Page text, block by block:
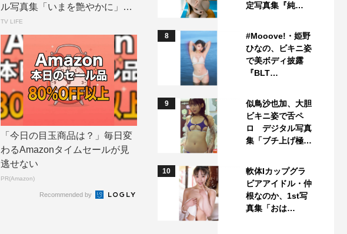
ル写真集「いまを艶やかに」誌
面カット公開 |...
TV LIFE
「今日の目玉商品は？」毎日変
わるAmazonタイムセールが見
逃せない
PR(Amazon)
Recommended by
定写真集『純…
8
#Mooove!・姫野
ひなの、ビキニ姿
で美ボディ披露
『BLT…
9
似鳥沙也加、大胆
ビキニ姿で舌ペ
ロ デジタル写真
集「ブチ上げ極…
10
軟体Iカップグラ
ビアアイドル・仲
根なのか、1st写
真集「おは…